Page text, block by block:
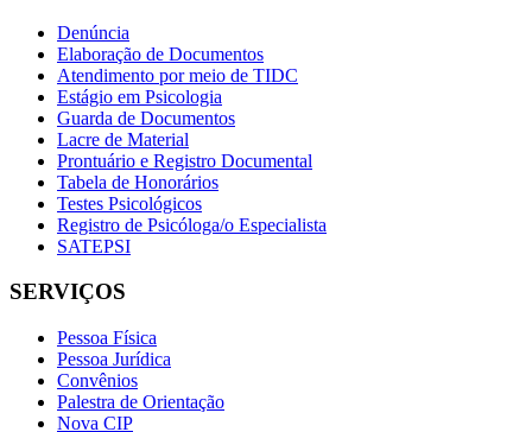
Denúncia
Elaboração de Documentos
Atendimento por meio de TIDC
Estágio em Psicologia
Guarda de Documentos
Lacre de Material
Prontuário e Registro Documental
Tabela de Honorários
Testes Psicológicos
Registro de Psicóloga/o Especialista
SATEPSI
SERVIÇOS
Pessoa Física
Pessoa Jurídica
Convênios
Palestra de Orientação
Nova CIP